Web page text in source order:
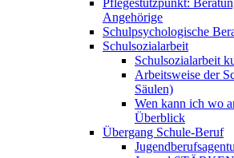
Pflegestützpunkt:
Angehörige
Schulpsychologische
Schulsozialarbeit
Schulsozialarbeit
Arbeitsweise der
Säulen)
Wen kann ich wo
Überblick
Übergang Schule-Beruf